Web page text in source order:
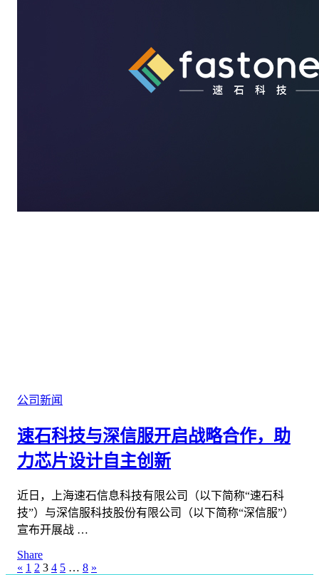
公司新闻
速石科技与深信服开启战略合作，助
力芯片设计自主创新
近日，上海速石信息科技有限公司（以下简称“速石科
技”）与深信服科技股份有限公司（以下简称“深信服”）
宣布开展战 …
Share
« 1 2 3 4 5 … 8 »